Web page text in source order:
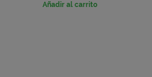
Añadir al carrito